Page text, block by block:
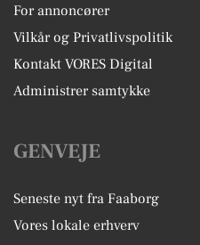
For annoncører
Vilkår og Privatlivspolitik
Kontakt VORES Digital
Administrer samtykke
GENVEJE
Seneste nyt fra Faaborg
Vores lokale erhverv